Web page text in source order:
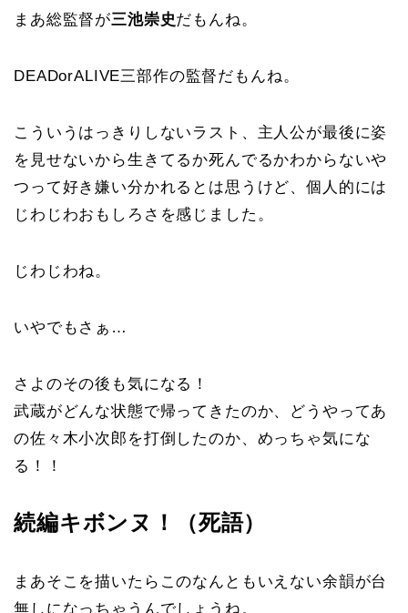
まあ総監督が三池崇史だもんね。
DEADorALIVE三部作の監督だもんね。
こういうはっきりしないラスト、主人公が最後に姿
を見せないから生きてるか死んでるかわからないや
つって好き嫌い分かれるとは思うけど、個人的には
じわじわおもしろさを感じました。
じわじわね。
いやでもさぁ…
さよのその後も気になる！
武蔵がどんな状態で帰ってきたのか、どうやってあ
の佐々木小次郎を打倒したのか、めっちゃ気にな
る！！
続編キボンヌ！（死語）
まあそこを描いたらこのなんともいえない余韻が台
無しになっちゃうんでしょうね。